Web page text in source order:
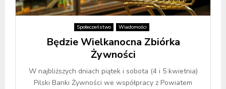
Społeczeństwo Wiadomości
Będzie Wielkanocna Zbiórka
Żywności
W najbliższych dniach piątek i sobota (4 i 5 kwietnia)
Pilski Banki Żywności we współpracy z Powiatem